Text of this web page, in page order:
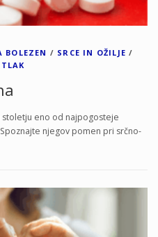
BOLEZEN / SRCE IN OŽILJE /
eno od najpogosteje
njegov pomen pri srčno-